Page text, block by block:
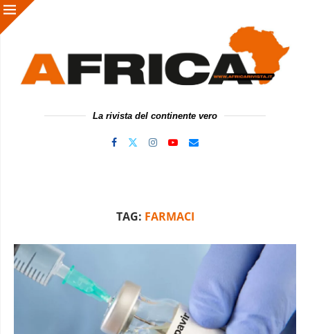
La rivista del continente vero
TAG: FARMACI